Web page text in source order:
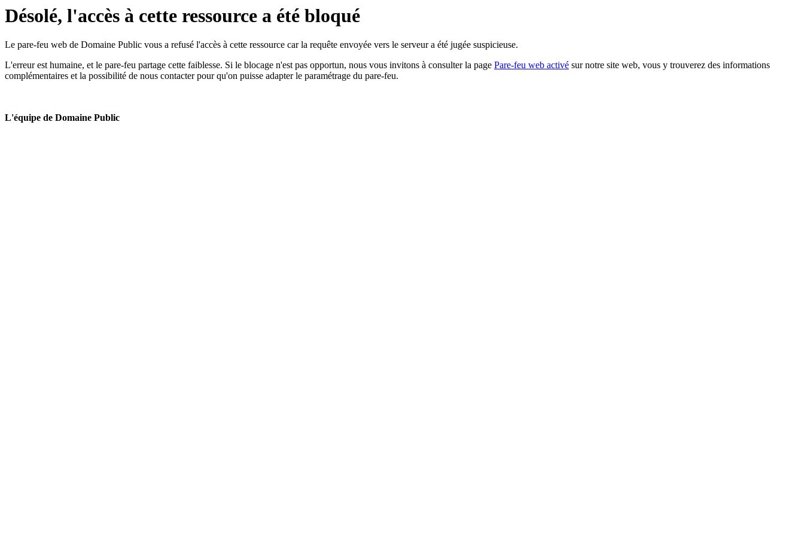
Désolé, l'accès à cette ressource a été bloqué
Le pare-feu web de Domaine Public vous a refusé l'accès à cette ressource car la requête envoyée vers le serveur a été jugée suspicieuse.
L'erreur est humaine, et le pare-feu partage cette faiblesse. Si le blocage n'est pas opportun, nous vous invitons à consulter la page Pare-feu web activé sur notre site web, vous y trouverez des informations
complémentaires et la possibilité de nous contacter pour qu'on puisse adapter le paramétrage du pare-feu.
L'équipe de Domaine Public